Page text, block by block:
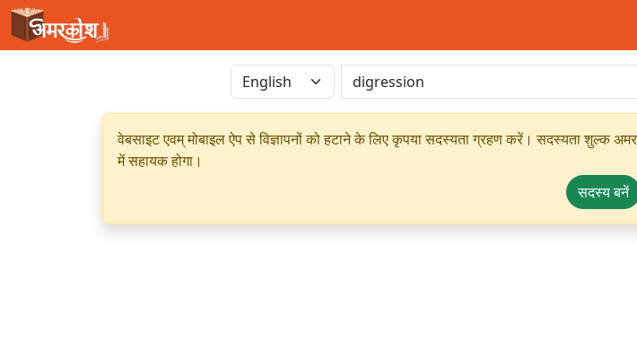
वेबसाइट एवम् मोबाइल ऐप से विज्ञापनों को हटाने के लिए कृपया सदस्यता ग्रहण करें। सदस्यता शुल्क
में सहायक होगा।
सदस्य बनें